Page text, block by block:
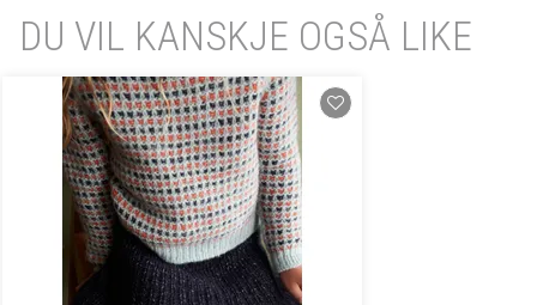
DU VIL KANSKJE OGSÅ LIKE